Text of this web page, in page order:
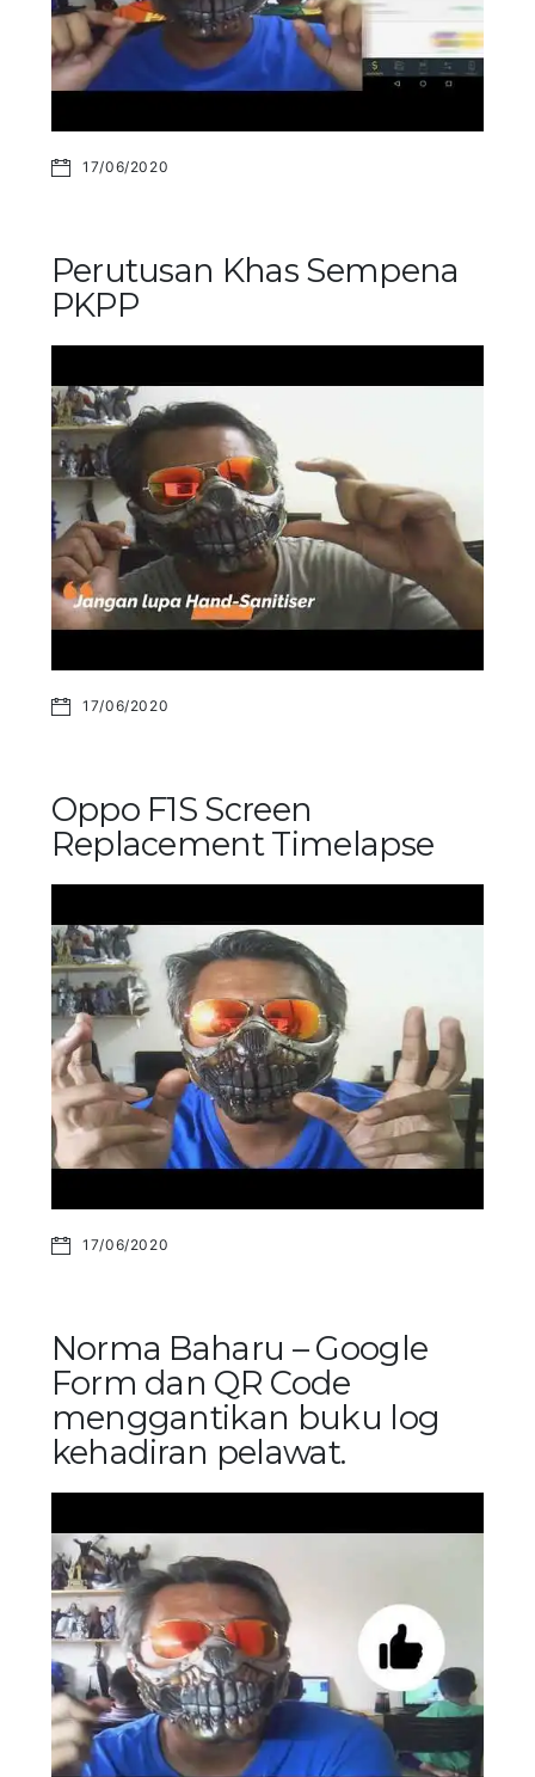
17/06/2020
Perutusan Khas Sempena
PKPP
17/06/2020
Oppo F1S Screen
Replacement Timelapse
17/06/2020
Norma Baharu – Google
Form dan QR Code
menggantikan buku log
kehadiran pelawat.